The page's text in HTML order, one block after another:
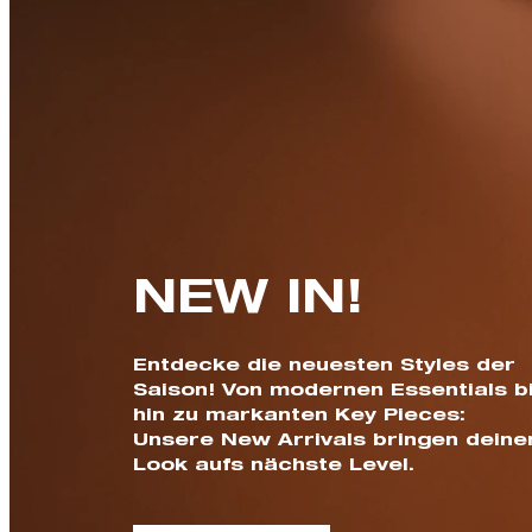
NEW IN!
Entdecke die neuesten Styles der
Saison! Von modernen Essentials
hin zu markanten Key Pieces:
Unsere New Arrivals bringen
Look aufs nächste Level.